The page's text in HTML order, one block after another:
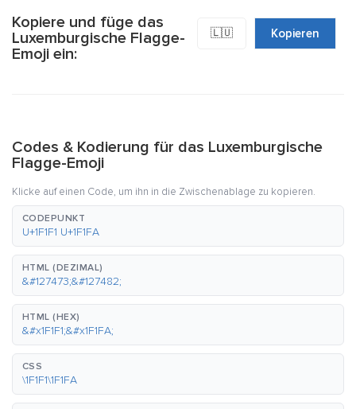
Kopiere und füge das
Luxemburgische Flagge-
Emoji ein:
🇱🇺 Kopieren
Codes & Kodierung für das Luxemburgische
Flagge-Emoji
Klicke auf einen Code, um ihn in die Zwischenablage zu kopieren.
CODEPUNKT
U+1F1F1 U+1F1FA
HTML (DEZIMAL)
&#127473;&#127482;
HTML (HEX)
&#x1F1F1;&#x1F1FA;
CSS
\1F1F1\1F1FA